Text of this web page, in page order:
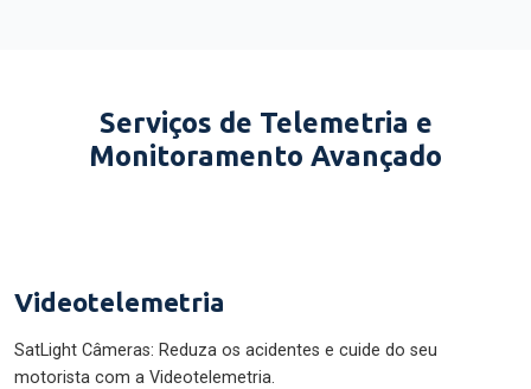
Serviços de Telemetria e
Monitoramento Avançado
Videotelemetria
SatLight Câmeras: Reduza os acidentes e cuide do seu
motorista com a Videotelemetria.